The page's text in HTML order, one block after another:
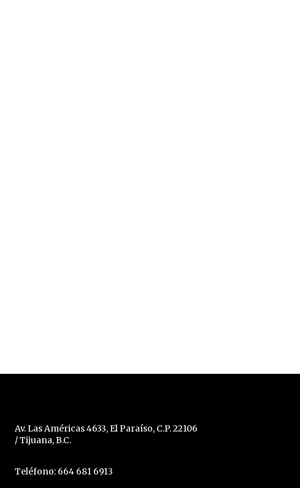
Av. Las Américas 4633, El Paraíso, C.P. 22106
/ Tijuana, B.C.
Teléfono: 664 681 6913